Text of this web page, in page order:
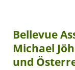
Bellevue
Michael
und